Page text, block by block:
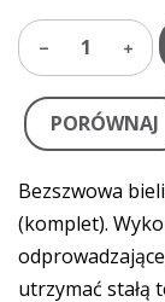
1
PORÓWNAJ
Bezszwowa
(komplet).
utrzymać stałą